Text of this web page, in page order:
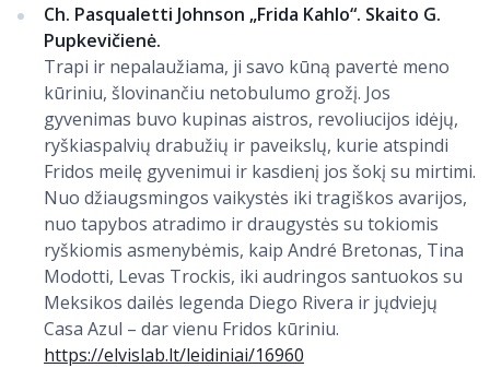
Ch. Pasqualetti Johnson „Frida Kahlo“. Skaito G.
Pupkevičienė.
Trapi ir nepalaužiama, ji savo kūną pavertė meno
kūriniu, šlovinančiu netobulumo grožį. Jos
gyvenimas buvo kupinas aistros, revoliucijos idėjų,
ryškiaspalvių drabužių ir paveikslų, kurie atspindi
Fridos meilę gyvenimui ir kasdienį jos šokį su mirtimi.
Nuo džiaugsmingos vaikystės iki tragiškos avarijos,
nuo tapybos atradimo ir draugystės su tokiomis
ryškiomis asmenybėmis, kaip André Bretonas, Tina
Modotti, Levas Trockis, iki audringos santuokos su
Meksikos dailės legenda Diego Rivera ir jųdviejų
Casa Azul – dar vienu Fridos kūriniu.
https://elvislab.lt/leidiniai/16960